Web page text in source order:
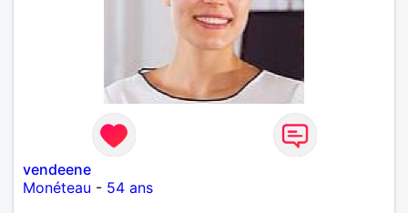
vendeene
Monéteau - 54 ans